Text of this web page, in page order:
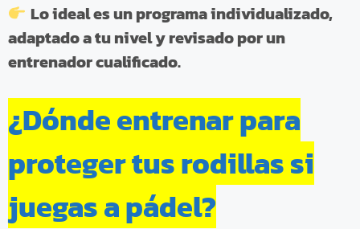
Lo ideal es un programa individualizado,
adaptado a tu nivel y revisado por un
entrenador cualificado.
¿Dónde entrenar para
proteger tus rodillas si
juegas a pádel?